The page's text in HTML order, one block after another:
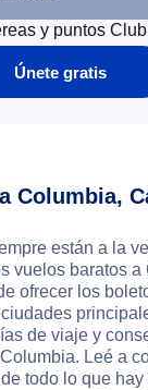
y puntos
Únete gratis
Columbia,
están a la
vuelos baratos
ofrecer los
de viaje y
Leé a
todo lo que